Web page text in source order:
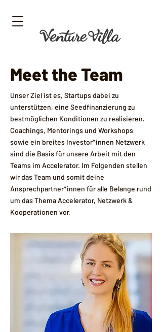
Meet the Team
Unser Ziel ist es, Startups dabei zu
unterstützen, eine Seedfinanzierung zu
bestmöglichen Konditionen zu realisieren.
Coachings, Mentorings und Workshops
sowie ein breites Investor*innen Netzwerk
sind die Basis für unsere Arbeit mit den
Teams im Accelerator. Im Folgenden stellen
wir das Team und somit deine
Ansprechpartner*innen für alle Belange rund
um das Thema Accelerator, Netzwerk &
Kooperationen vor.